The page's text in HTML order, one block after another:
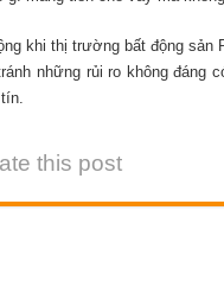
khi thị trường bất động sản
những rủi ro không
this post